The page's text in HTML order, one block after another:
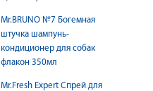
Mr.BRUNO №7 Богемная
штучка шампунь-
кондиционер для собак
флакон 350мл
Mr.Fresh Expert Спрей для